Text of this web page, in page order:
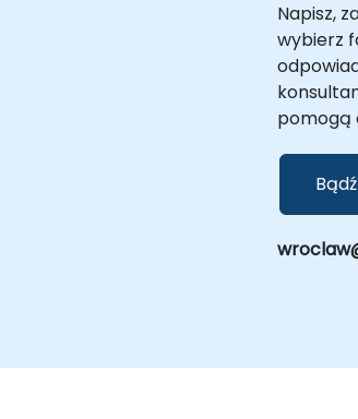
Napisz,
wybierz
pomogą